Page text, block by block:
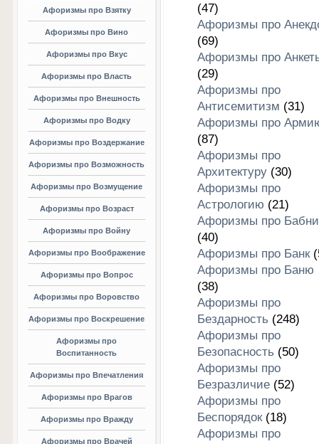
Афоризмы про Взятку
Афоризмы про Вино
Афоризмы про Вкус
Афоризмы про Власть
Афоризмы про Внешность
Афоризмы про Водку
Афоризмы про Воздержание
Афоризмы про Возможность
Афоризмы про Возмущение
Афоризмы про Возраст
Афоризмы про Войну
Афоризмы про Воображение
Афоризмы про Вопрос
Афоризмы про Воровство
Афоризмы про Воскрешение
Афоризмы про
Воспитанность
Афоризмы про Впечатления
Афоризмы про Врагов
Афоризмы про Вражду
Афоризмы про Врачей
(47)
Афоризмы про
(69)
Афоризмы про
(29)
Афоризмы про
Антисемитизм (31)
Афоризмы про
(87)
Афоризмы про
Архитектуру(30)
Афоризмы про
Астрологию (21)
Афоризмы про
(40)
Афоризмы про Банк
Афоризмы про Баню
(38)
Афоризмы про
Бездарность (248)
Афоризмы про
Безопасность (50)
Афоризмы про
Безразличие(52)
Афоризмы про
Беспорядок(18)
Афоризмы про